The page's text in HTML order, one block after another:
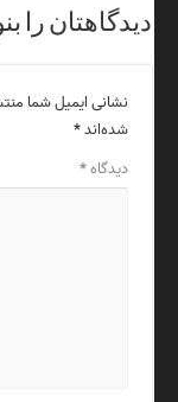
دیدگاهتان را
نشانی ایمیل شما
شده‌اند*
دیدگاه*